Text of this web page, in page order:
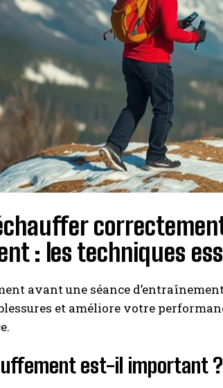
: les techniques
avant une séance
et améliore votre
est-il important ?